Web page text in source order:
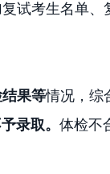
试考生名单
结果等情况 ，
录取。 体检不